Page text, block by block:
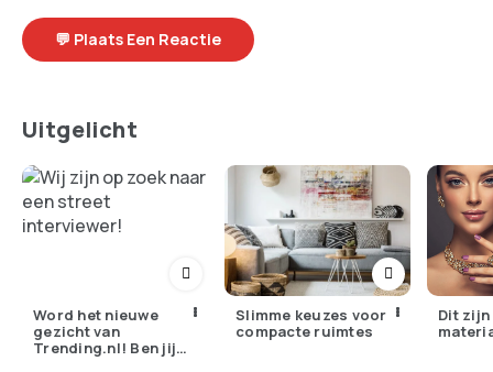
💬 Plaats Een Reactie
Uitgelicht
Word het nieuwe
gezicht van
Trending.nl! Ben jij
Slimme keuzes voor
compacte ruimtes
Dit